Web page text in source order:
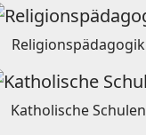
Religionspädagogik
Katholische Schulen